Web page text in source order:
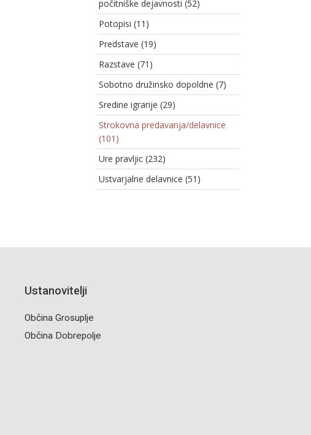
počitniške dejavnosti (52)
Potopisi (11)
Predstave (19)
Razstave (71)
Sobotno družinsko dopoldne (7)
Sredine igrarije (29)
Strokovna predavanja/delavnice
(101)
Ure pravljic (232)
Ustvarjalne delavnice (51)
Ustanovitelji
Občina Grosuplje
Občina Dobrepolje